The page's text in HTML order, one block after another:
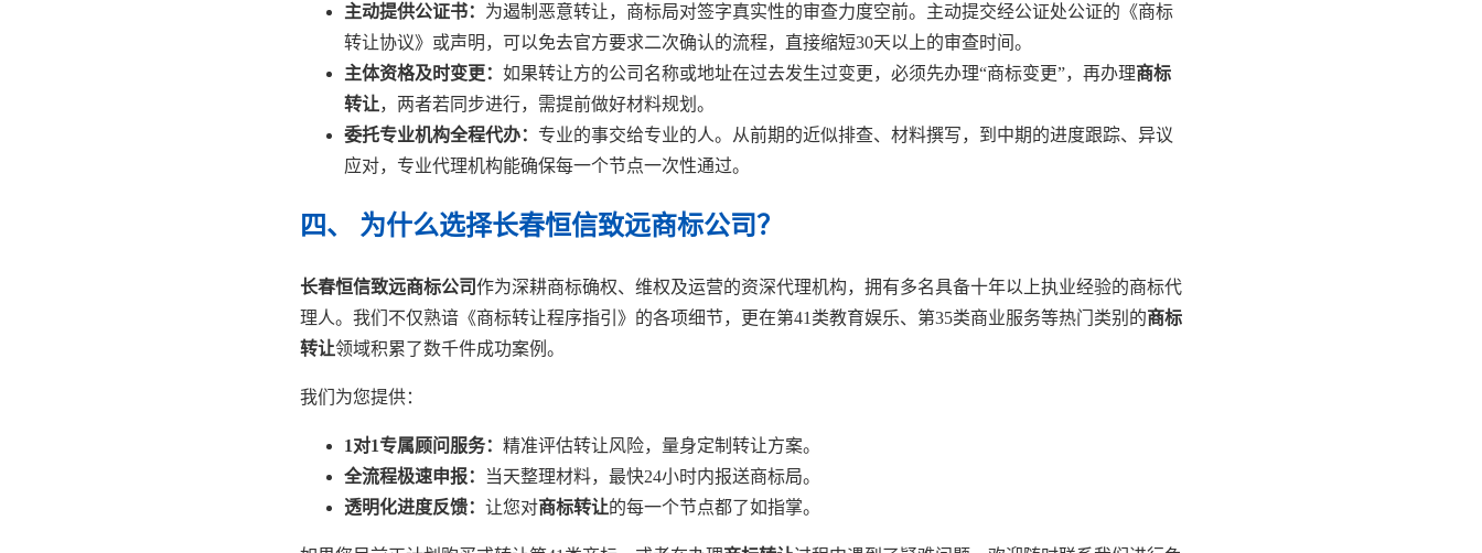
主动提供公证书： 为遏制恶意转让，商标局对签字真实性的审查力度空前。主动提交经公证处公证的《商标
转让协议》或声明，可以免去官方要求二次确认的流程，直接缩短30天以上的审查时间。
主体资格及时变更： 如果转让方的公司名称或地址在过去发生过变更，必须先办理“商标变更”，再办理商标
转让，两者若同步进行，需提前做好材料规划。
委托专业机构全程代办： 专业的事交给专业的人。从前期的近似排查、材料撰写，到中期的进度跟踪、异议
应对，专业代理机构能确保每一个节点一次性通过。
四、 为什么选择长春恒信致远商标公司？
长春恒信致远商标公司作为深耕商标确权、维权及运营的资深代理机构，拥有多名具备十年以上执业经验的商标代
理人。我们不仅熟谙《商标转让程序指引》的各项细节，更在第41类教育娱乐、第35类商业服务等热门类别的商标
转让领域积累了数千件成功案例。
我们为您提供：
1对1专属顾问服务： 精准评估转让风险，量身定制转让方案。
全流程极速申报：
当天整理材料，最快24小时内报送商标局。
透明化进度反馈： 让您对商标转让的每一个节点都了如指掌。